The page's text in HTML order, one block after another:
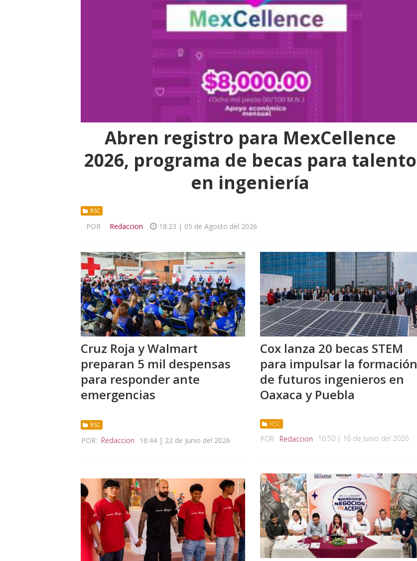
Abren registro para MexCellence
2026, programa de becas para talento
en ingeniería
RSC
POR Redaccion 18:23 | 05 de Agosto del 2026
Cruz Roja y Walmart
preparan 5 mil despensas
para responder ante
emergencias
RSC
POR: Redaccion 16:44 | 22 de Junio del 2026
Cox lanza 20 becas STEM
para impulsar la formación
de futuros ingenieros en
Oaxaca y Puebla
RSC
POR: Redaccion 16:50 | 16 de Junio del 2026